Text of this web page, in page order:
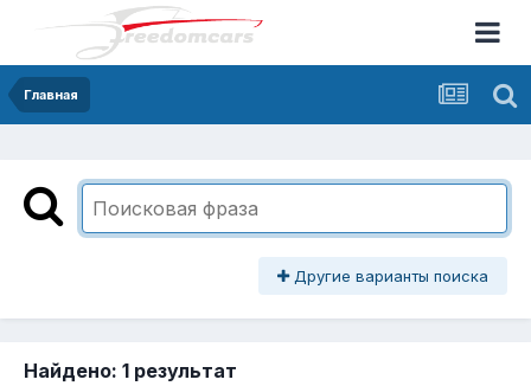
Главная
Другие варианты поиска
Найдено: 1 результат